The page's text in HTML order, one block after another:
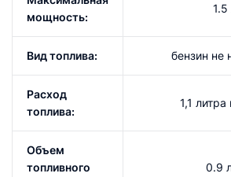
мощность:
1.5
Вид топлива: бензин
Расход
топлива:
1,1
Объем
топливного
0.9